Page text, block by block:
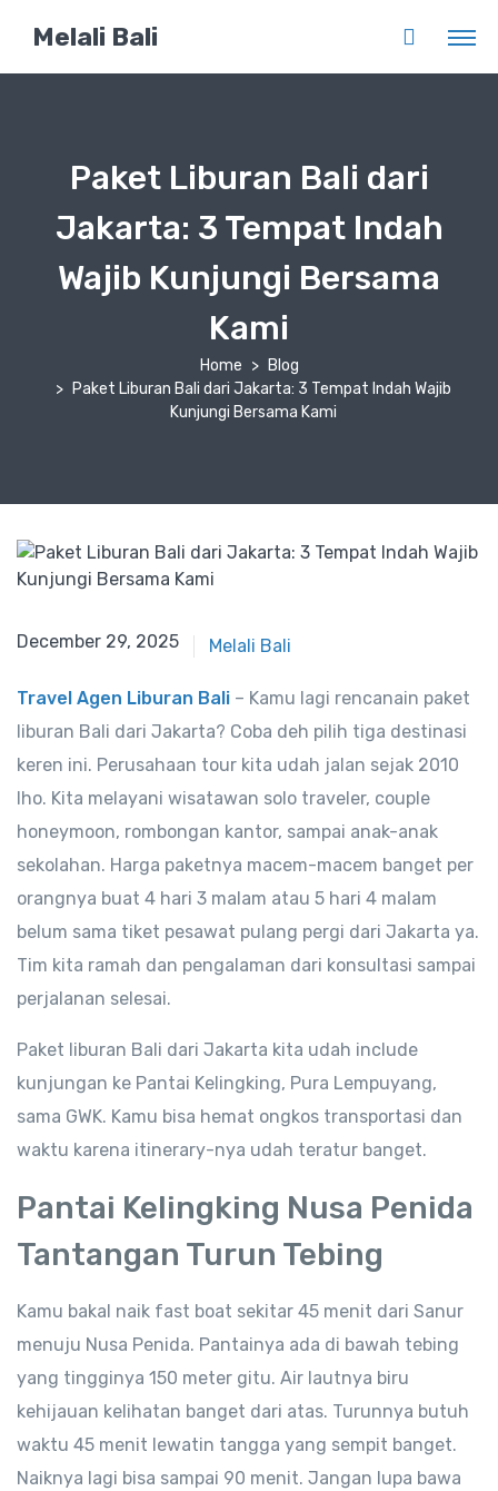
Melali Bali
Paket Liburan Bali dari
Jakarta: 3 Tempat Indah
Wajib Kunjungi Bersama
Kami
Home
Blog
Paket Liburan Bali dari Jakarta: 3 Tempat Indah Wajib
Kunjungi Bersama Kami
December 29, 2025
December 29, 2025 Melali Bali
Travel Agen Liburan Bali – Kamu lagi rencanain paket
liburan Bali dari Jakarta? Coba deh pilih tiga destinasi
keren ini. Perusahaan tour kita udah jalan sejak 2010
lho. Kita melayani wisatawan solo traveler, couple
honeymoon, rombongan kantor, sampai anak-anak
sekolahan. Harga paketnya macem-macem banget per
orangnya buat 4 hari 3 malam atau 5 hari 4 malam
belum sama tiket pesawat pulang pergi dari Jakarta ya.
Tim kita ramah dan pengalaman dari konsultasi sampai
perjalanan selesai.
Paket liburan Bali dari Jakarta kita udah include
kunjungan ke Pantai Kelingking, Pura Lempuyang,
sama GWK. Kamu bisa hemat ongkos transportasi dan
waktu karena itinerary-nya udah teratur banget.
Pantai Kelingking Nusa Penida
Tantangan Turun Tebing
Kamu bakal naik fast boat sekitar 45 menit dari Sanur
menuju Nusa Penida. Pantainya ada di bawah tebing
yang tingginya 150 meter gitu. Air lautnya biru
kehijauan kelihatan banget dari atas. Turunnya butuh
waktu 45 menit lewatin tangga yang sempit banget.
Naiknya lagi bisa sampai 90 menit. Jangan lupa bawa